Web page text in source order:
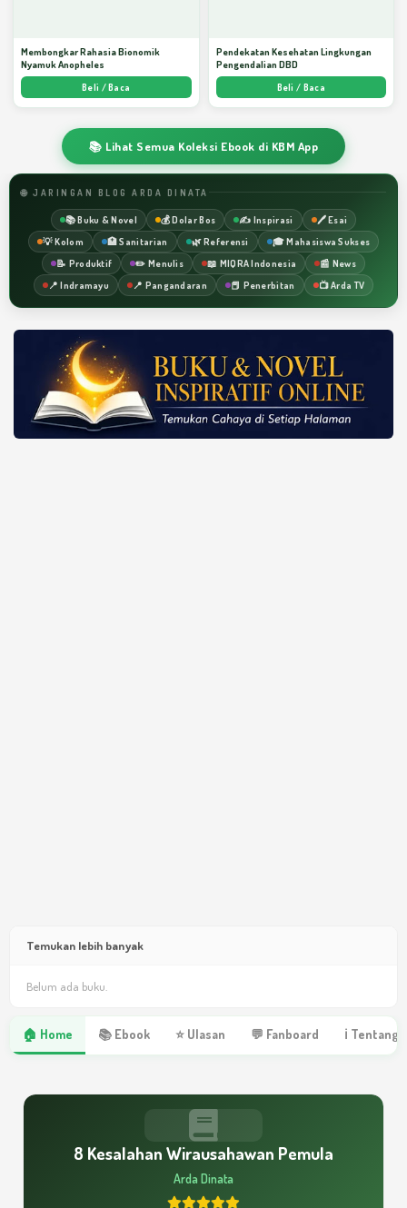
Membongkar Rahasia Bionomik
Nyamuk Anopheles
Beli / Baca
Pendekatan Kesehatan Lingkungan
Pengendalian DBD
Beli / Baca
📚 Lihat Semua Koleksi Ebook di KBM App
🌐 JARINGAN BLOG ARDA DINATA
📚 Buku & Novel 💰 Dolar Bos ✍️ Inspirasi
🖊️ Esai
💡 Kolom
🏥 Sanitarian 🌿 Referensi
🎓 Mahasiswa Sukses
📝 Produktif
✏️ Menulis 📖 MIQRA Indonesia
📰 News
📍 Indramayu
📍 Pangandaran 📕 Penerbitan 📺 Arda TV
Temukan lebih banyak
Belum ada buku.
🏠 Home 📚 Ebook ⭐ Ulasan 💬 Fanboard ℹ Tentang
8 Kesalahan Wirausahawan Pemula
Arda Dinata